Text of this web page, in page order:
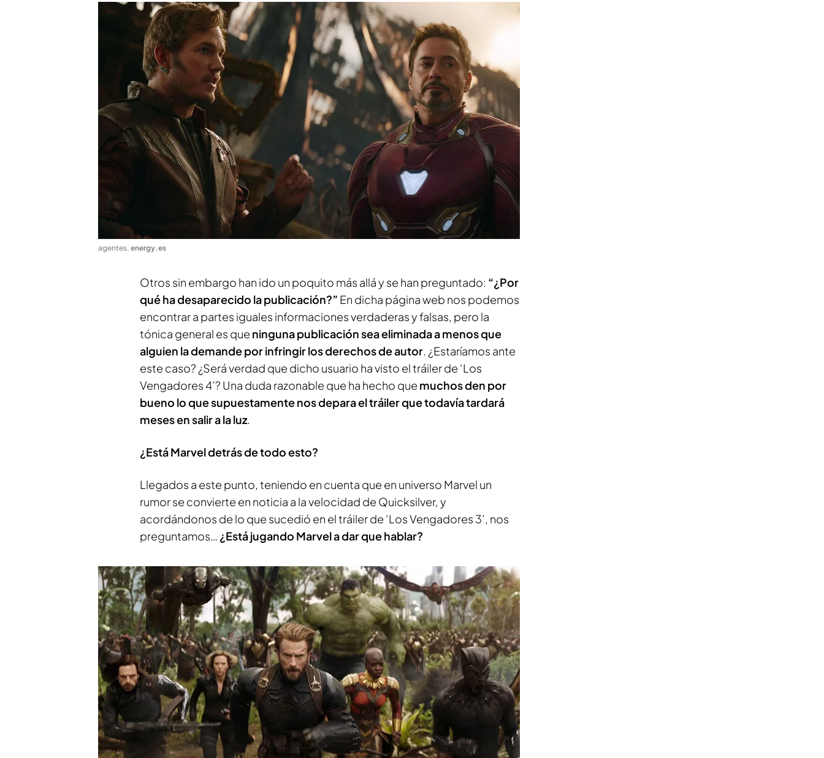
agentes. energy.es
Otros sin embargo han ido un poquito más allá y se han preguntado: “¿Por
qué ha desaparecido la publicación?” En dicha página web nos podemos
encontrar a partes iguales informaciones verdaderas y falsas, pero la
tónica general es que ninguna publicación sea eliminada a menos que
alguien la demande por infringir los derechos de autor. ¿Estaríamos ante
este caso? ¿Será verdad que dicho usuario ha visto el tráiler de ‘Los
Vengadores 4’? Una duda razonable que ha hecho que muchos den por
bueno lo que supuestamente nos depara el tráiler que todavía tardará
meses en salir a la luz.
¿Está Marvel detrás de todo esto?
Llegados a este punto, teniendo en cuenta que en universo Marvel un
rumor se convierte en noticia a la velocidad de Quicksilver, y
acordándonos de lo que sucedió en el tráiler de ‘Los Vengadores 3’, nos
preguntamos… ¿Está jugando Marvel a dar que hablar?